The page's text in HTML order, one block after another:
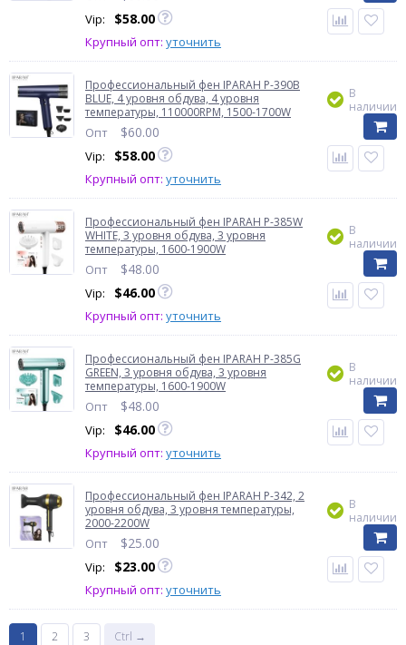
Vip: $58.00
Крупный опт: уточнить
Профессиональный фен IPARAH P-390B
BLUE, 4 уровня обдува, 4 уровня
температуры, 110000RPM, 1500-1700W
Опт $60.00
Vip: $58.00
Крупный опт: уточнить
В
наличии
Профессиональный фен IPARAH P-385W
WHITE, 3 уровня обдува, 3 уровня
температуры, 1600-1900W
Опт $48.00
Vip: $46.00
Крупный опт: уточнить
В
наличии
Профессиональный фен IPARAH P-385G
GREEN, 3 уровня обдува, 3 уровня
температуры, 1600-1900W
Опт $48.00
Vip: $46.00
Крупный опт: уточнить
В
наличии
Профессиональный фен IPARAH P-342, 2
уровня обдува, 3 уровня температуры,
2000-2200W
Опт $25.00
Vip: $23.00
Крупный опт: уточнить
В
наличии
1 2 3 Ctrl →